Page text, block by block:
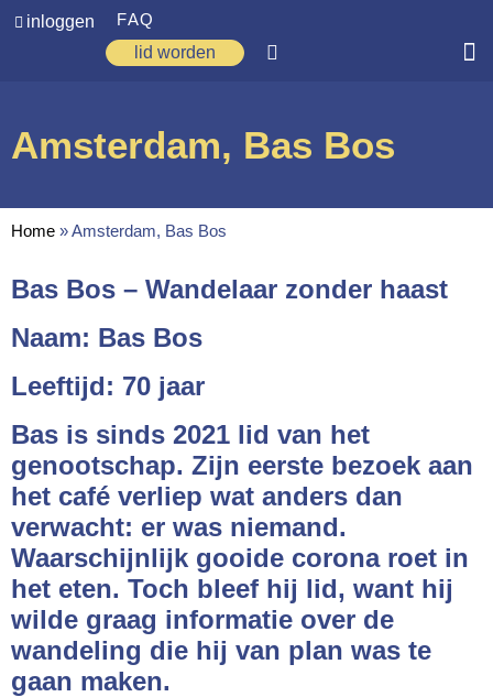
inloggen
FAQ
lid worden
Zoeken
Spirituele reis
Ervaringen
Regio’s
Nieuws
Agenda
Webshop
Contact
Amsterdam, Bas Bos
Home »Amsterdam, Bas Bos
Bas Bos – Wandelaar zonder haast
Naam: Bas Bos
Leeftijd: 70 jaar
Bas is sinds 2021 lid van het
genootschap. Zijn eerste bezoek aan
het café verliep wat anders dan
verwacht: er was niemand.
Waarschijnlijk gooide corona roet in
het eten. Toch bleef hij lid, want hij
wilde graag informatie over de
wandeling die hij van plan was te
gaan maken.